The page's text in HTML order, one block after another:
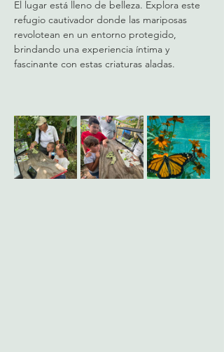
El lugar está lleno de belleza. Explora este
refugio cautivador donde las mariposas
revolotean en un entorno protegido,
brindando una experiencia íntima y
fascinante con estas criaturas aladas.